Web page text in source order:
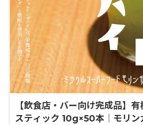
【飲食店・バー向け完成品】
スティック 10g×50本｜モリン